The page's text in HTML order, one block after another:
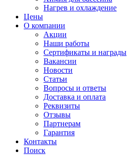
Нагрев и охлаждение
Цены
О компании
Акции
Наши работы
Сертификаты и награды
Вакансии
Новости
Статьи
Вопросы и ответы
Доставка и оплата
Реквизиты
Отзывы
Партнерам
Гарантия
Контакты
Поиск